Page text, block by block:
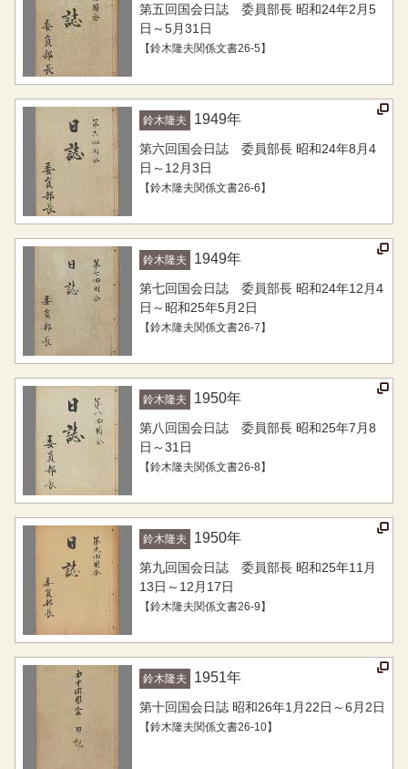
第五回国会日誌 委員部長 昭和24年2月5
日～5月31日
【鈴木隆夫関係文書26-5】
鈴木隆夫 1949年
第六回国会日誌 委員部長 昭和24年8月4
日～12月3日
【鈴木隆夫関係文書26-6】
鈴木隆夫 1949年
第七回国会日誌 委員部長 昭和24年12月4
日～昭和25年5月2日
【鈴木隆夫関係文書26-7】
鈴木隆夫 1950年
第八回国会日誌 委員部長 昭和25年7月8
日～31日
【鈴木隆夫関係文書26-8】
鈴木隆夫 1950年
第九回国会日誌 委員部長 昭和25年11月
13日～12月17日
【鈴木隆夫関係文書26-9】
鈴木隆夫 1951年
第十回国会日誌 昭和26年1月22日～6月2日
【鈴木隆夫関係文書26-10】